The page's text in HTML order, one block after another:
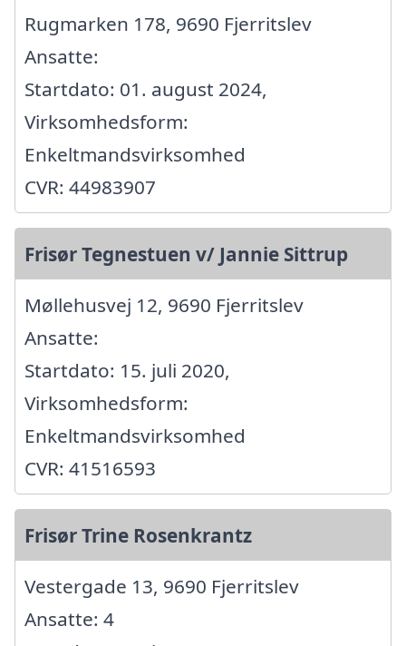
Rugmarken 178, 9690 Fjerritslev
Ansatte:
Startdato: 01. august 2024,
Virksomhedsform:
Enkeltmandsvirksomhed
CVR: 44983907
Frisør Tegnestuen v/ Jannie Sittrup
Møllehusvej 12, 9690 Fjerritslev
Ansatte:
Startdato: 15. juli 2020,
Virksomhedsform:
Enkeltmandsvirksomhed
CVR: 41516593
Frisør Trine Rosenkrantz
Vestergade 13, 9690 Fjerritslev
Ansatte: 4